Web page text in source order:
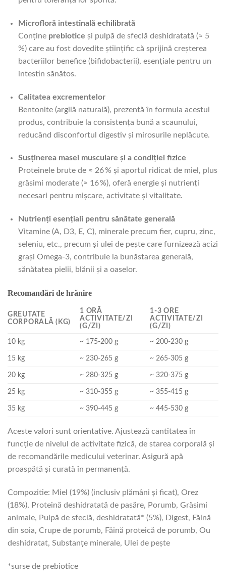
Microfloră intestinală echilibrată
Conține prebiotice și pulpă de sfeclă deshidratată (≈ 5
%) care au fost dovedite științific că sprijină creșterea
bacteriilor benefice (bifidobacterii), esențiale pentru un
intestin sănătos.
Calitatea excrementelor
Bentonite (argilă naturală), prezentă în formula acestui
produs, contribuie la consistența bună a scaunului,
reducând disconfortul digestiv și mirosurile neplăcute.
Susținerea masei musculare și a condiției fizice
Proteinele brute de ≈ 26 % și aportul ridicat de miel, plus
grăsimi moderate (≈ 16 %), oferă energie și nutrienți
necesari pentru mișcare, activitate și vitalitate.
Nutrienți esențiali pentru sănătate generală
Vitamine (A, D3, E, C), minerale precum fier, cupru, zinc,
seleniu, etc., precum și ulei de pește care furnizează acizi
grași Omega‑3, contribuie la bunăstarea generală,
sănătatea pielii, blănii și a oaselor.
Recomandări de hrănire
GREUTATE
CORPORALĂ (KG)
1 ORĂ
ACTIVITATE/ZI
(G/ZI)
1‑3 ORE
ACTIVITATE/ZI
(G/ZI)
10 kg ~ 175‑200 g ~ 200‑230 g
15 kg ~ 230‑265 g ~ 265‑305 g
20 kg ~ 280‑325 g ~ 320‑375 g
25 kg ~ 310‑355 g ~ 355‑415 g
35 kg ~ 390‑445 g ~ 445‑530 g
Aceste valori sunt orientative. Ajustează cantitatea în
funcție de nivelul de activitate fizică, de starea corporală și
de recomandările medicului veterinar. Asigură apă
proaspătă și curată în permanență.
Compozitie: Miel (19%) (inclusiv plămâni și ficat), Orez
(18%), Proteină deshidratată de pasăre, Porumb, Grăsimi
animale, Pulpă de sfeclă, deshidratată* (5%), Digest, Făină
din soia, Crupe de porumb, Făină proteică de porumb, Ou
deshidratat, Substanțe minerale, Ulei de pește
*surse de prebiotice